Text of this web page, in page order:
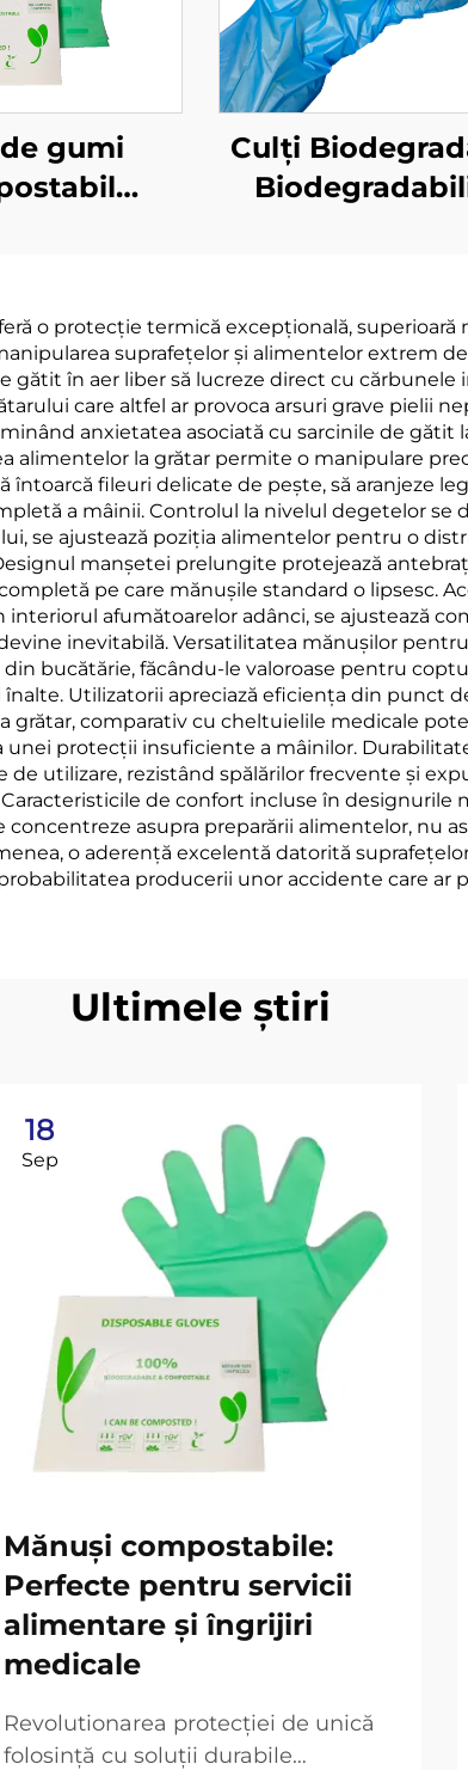
gumi
Culți
o protecție termică excepțională,
suprafețelor și alimentelor extrem
gătit în aer liber să lucreze direct cu
care altfel ar provoca arsuri grave pielii
anxietatea asociată cu sarcinile de
la grătar permite o manipulare
fileuri delicate de pește, să aranjeze
a mâinii. Controlul la nivelul degetelor se
se ajustează poziția alimentelor pentru o
manșetei prelungite protejează
pe care mănușile standard o lipsesc.
afumătoarelor adânci, se ajustează
inevitabilă. Versatilitatea mănușilor
bucătărie, făcându-le valoroase pentru
Utilizatorii apreciază eficiența din punct
comparativ cu cheltuielile medicale
protecții insuficiente a mâinilor.
utilizare, rezistând spălărilor frecvente și
de confort incluse în
asupra preparării alimentelor, nu
o aderență excelentă datorită
producerii unor accidente care ar
Ultimele știri
18
Sep
Mănuși compostabile:
Perfecte pentru servicii
alimentare și îngrijiri
medicale
Revolutionarea protecției de unică
folosință cu soluții durabile